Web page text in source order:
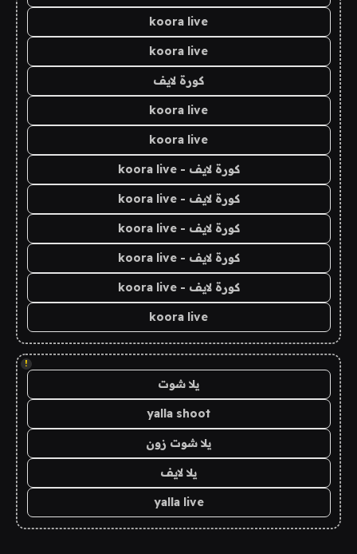
koora live
koora live
كورة لايف
koora live
koora live
كورة لايف - koora live
كورة لايف - koora live
كورة لايف - koora live
كورة لايف - koora live
كورة لايف - koora live
koora live
!
يلا شوت
yalla shoot
يلا شوت زون
يلا لايف
yalla live